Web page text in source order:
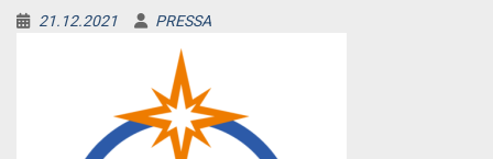
21.12.2021 PRESSA